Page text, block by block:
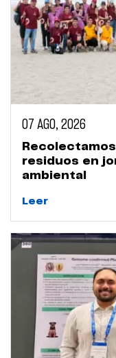
07 AGO, 2026
residuos en
ambiental
Leer